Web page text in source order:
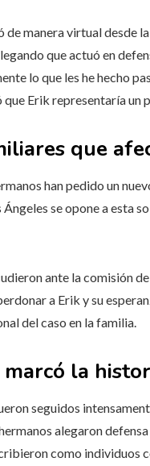
manera virtual desde
que actuó en
lo que les he hecho
Erik representaría
que
han pedido un
se opone a esta
ante la comisión
a Erik y su
del caso en la familia.
la
seguidos
alegaron
como